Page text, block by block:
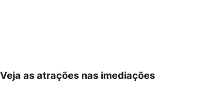
Ampliar mapa
Veja as atrações nas imediações